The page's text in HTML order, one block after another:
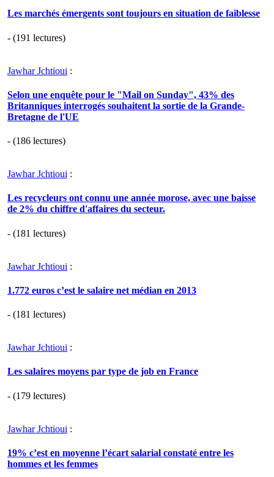
Les marchés émergents sont toujours en situation de faiblesse
- (191 lectures)
Jawhar Jchtioui :
Selon une enquête pour le "Mail on Sunday", 43% des
Britanniques interrogés souhaitent la sortie de la Grande-
Bretagne de l'UE
- (186 lectures)
Jawhar Jchtioui :
Les recycleurs ont connu une année morose, avec une baisse
de 2% du chiffre d'affaires du secteur.
- (181 lectures)
Jawhar Jchtioui :
1.772 euros c’est le salaire net médian en 2013
- (181 lectures)
Jawhar Jchtioui :
Les salaires moyens par type de job en France
- (179 lectures)
Jawhar Jchtioui :
19% c’est en moyenne l’écart salarial constaté entre les
hommes et les femmes